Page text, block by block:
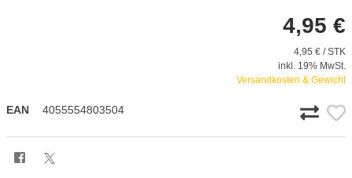
4,95 €
4,95 € / STK
inkl. 19% MwSt.
Versandkosten & Gewicht
EAN 4055554803504